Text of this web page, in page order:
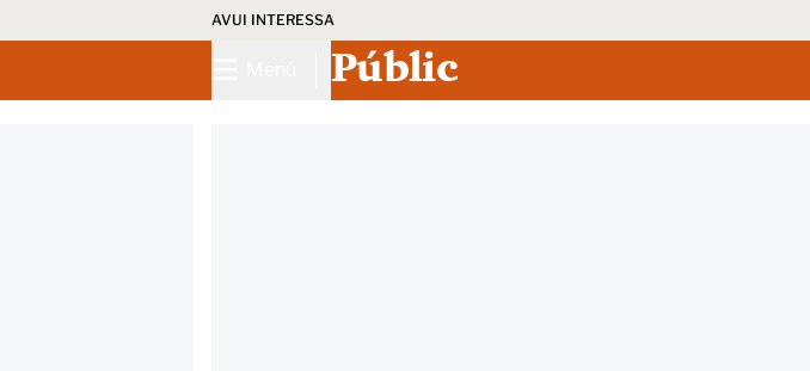
AVUI INTERESSA
Públic